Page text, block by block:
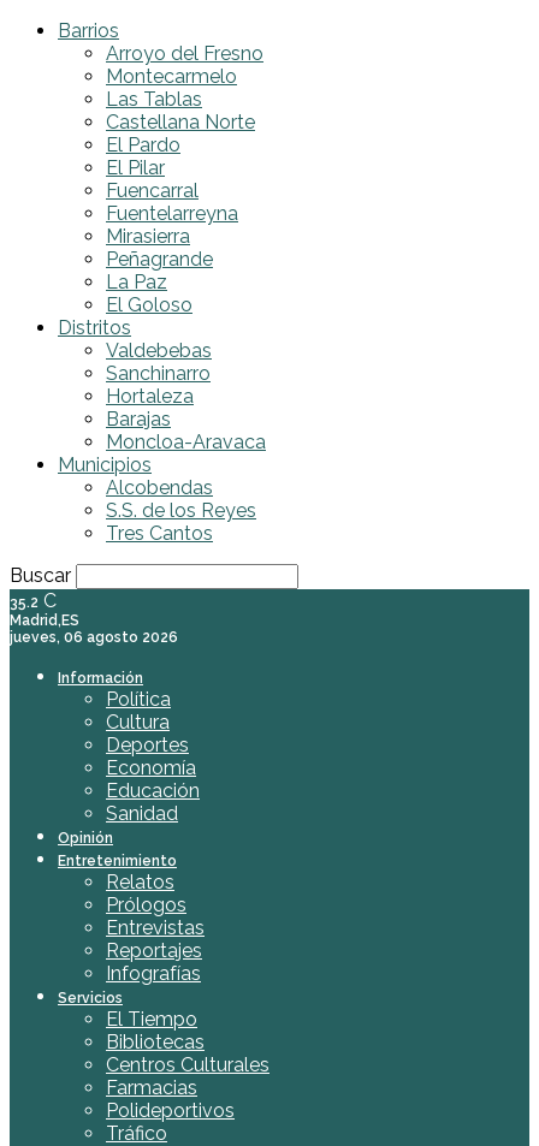
Barrios
Arroyo del Fresno
Montecarmelo
Las Tablas
Castellana Norte
El Pardo
El Pilar
Fuencarral
Fuentelarreyna
Mirasierra
Peñagrande
La Paz
El Goloso
Distritos
Valdebebas
Sanchinarro
Hortaleza
Barajas
Moncloa-Aravaca
Municipios
Alcobendas
S.S. de los Reyes
Tres Cantos
Buscar
35.2 C
Madrid,ES
jueves, 06 agosto 2026
Información
Política
Cultura
Deportes
Economía
Educación
Sanidad
Opinión
Entretenimiento
Relatos
Prólogos
Entrevistas
Reportajes
Infografías
Servicios
El Tiempo
Bibliotecas
Centros Culturales
Farmacias
Polideportivos
Tráfico